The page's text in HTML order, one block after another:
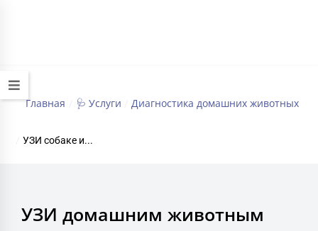
Главная 🩺 Услуги Диагностика домашних животных
УЗИ собаке и...
УЗИ домашним животным